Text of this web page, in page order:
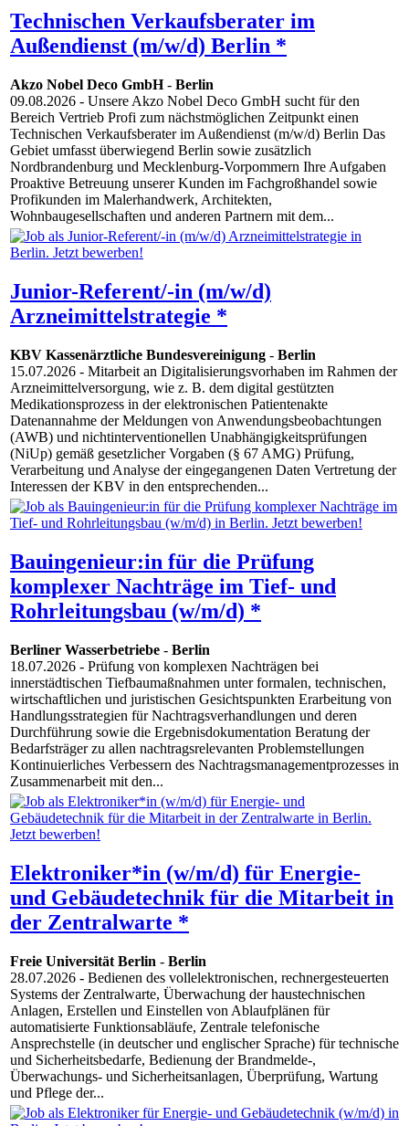
Technischen Verkaufsberater im
Außendienst (m/w/d) Berlin *
Akzo Nobel Deco GmbH- Berlin
09.08.2026 - Unsere Akzo Nobel Deco GmbH sucht für den
Bereich Vertrieb Profi zum nächstmöglichen Zeitpunkt einen
Technischen Verkaufsberater im Außendienst (m/w/d) Berlin Das
Gebiet umfasst überwiegend Berlin sowie zusätzlich
Nordbrandenburg und Mecklenburg-Vorpommern Ihre Aufgaben
Proaktive Betreuung unserer Kunden im Fachgroßhandel sowie
Profikunden im Malerhandwerk, Architekten,
Wohnbaugesellschaften und anderen Partnern mit dem...
Junior-Referent/-in (m/w/d)
Arzneimittelstrategie *
KBV Kassenärztliche Bundesvereinigung - Berlin
15.07.2026 - Mitarbeit an Digitalisierungsvorhaben im Rahmen der
Arzneimittelversorgung, wie z. B. dem digital gestützten
Medikationsprozess in der elektronischen Patientenakte
Datenannahme der Meldungen von Anwendungsbeobachtungen
(AWB) und nichtinterventionellen Unabhängigkeitsprüfungen
(NiUp) gemäß gesetzlicher Vorgaben (§ 67 AMG) Prüfung,
Verarbeitung und Analyse der eingegangenen Daten Vertretung der
Interessen der KBV in den entsprechenden...
Bauingenieur:in für die Prüfung
komplexer Nachträge im Tief- und
Rohrleitungsbau (w/m/d) *
Berliner Wasserbetriebe - Berlin
18.07.2026 - Prüfung von komplexen Nachträgen bei
innerstädtischen Tiefbaumaßnahmen unter formalen, technischen,
wirtschaftlichen und juristischen Gesichtspunkten Erarbeitung von
Handlungsstrategien für Nachtragsverhandlungen und deren
Durchführung sowie die Ergebnisdokumentation Beratung der
Bedarfsträger zu allen nachtragsrelevanten Problemstellungen
Kontinuierliches Verbessern des Nachtragsmanagementprozesses in
Zusammenarbeit mit den...
Elektroniker*in (w/m/d) für Energie-
und Gebäudetechnik für die Mitarbeit in
der Zentralwarte *
Freie Universität Berlin - Berlin
28.07.2026 - Bedienen des vollelektronischen, rechnergesteuerten
Systems der Zentralwarte, Überwachung der haustechnischen
Anlagen, Erstellen und Einstellen von Ablaufplänen für
automatisierte Funktionsabläufe, Zentrale telefonische
Ansprechstelle (in deutscher und englischer Sprache) für technische
und Sicherheitsbedarfe, Bedienung der Brandmelde-,
Überwachungs- und Sicherheitsanlagen, Überprüfung, Wartung
und Pflege der...